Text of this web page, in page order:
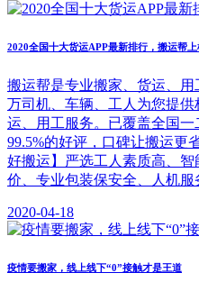
2020全国十大货运APP最新排行，搬运帮上
搬运帮是专业搬家、货运、
万司机、车辆、工人为您提
运、用工服务。已覆盖全国
99.5%的好评，口碑让搬运更
好搬运】严选工人素质高、
价、专业包装保安全、人机服
2020-04-18
疫情要搬家，线上线下“0”接触才是王道